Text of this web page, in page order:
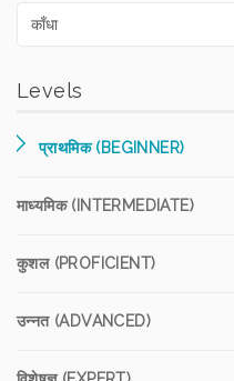
Levels
प्राथमिक (BEGINNER)
माध्यमिक (INTERMEDIATE)
कुशल (PROFICIENT)
उन्नत (ADVANCED)